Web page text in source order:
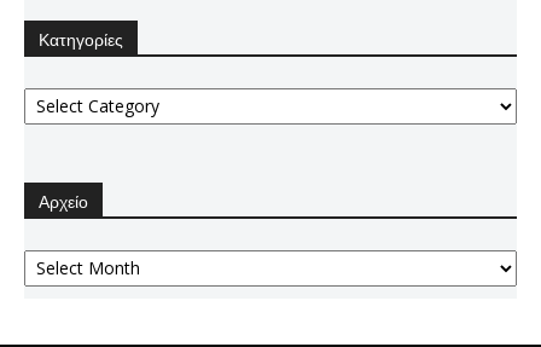
Κατηγορίες
Κατηγορίες
Αρχείο
Αρχείο